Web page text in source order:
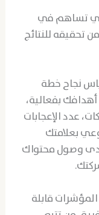
تساهم في
تحقيقه للنتائج
نجاح خطة
بفعالية،
عدد الإعجابات
بعلامتك
وصول محتواك
قابلة